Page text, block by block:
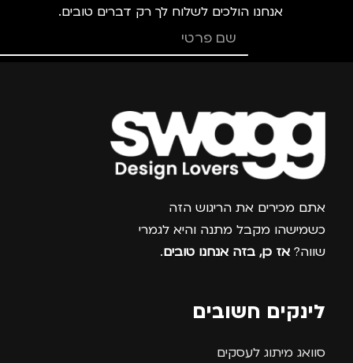
אנחנו הולכים לשלוח לך רק דברים טובים.
צרפו אותי למועדון
אתם מכירים את הריגוש הזה
כשמישהו מקבל מתנה והיא לגמרי
שווה? אז כן, בזה אנחנו טובים.
לינקים חשובים
סוואג מיתוג לעסקים